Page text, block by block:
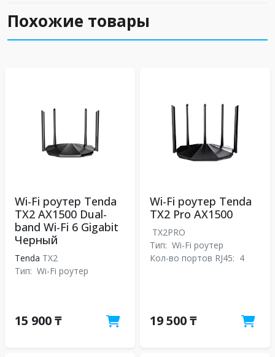
Похожие товары
Wi-Fi роутер Tenda
TX2 AX1500 Dual-
band Wi-Fi 6 Gigabit
Черный
Tenda TX2
Тип: Wi-Fi роутер
15 900 ₸
Wi-Fi роутер Tenda
TX2 Pro АX1500
TX2PRO
Тип: Wi-Fi роутер
Кол-во портов RJ45: 4
19 500 ₸